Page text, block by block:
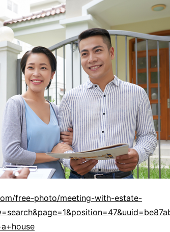
free-photo/meeting-with-estate-